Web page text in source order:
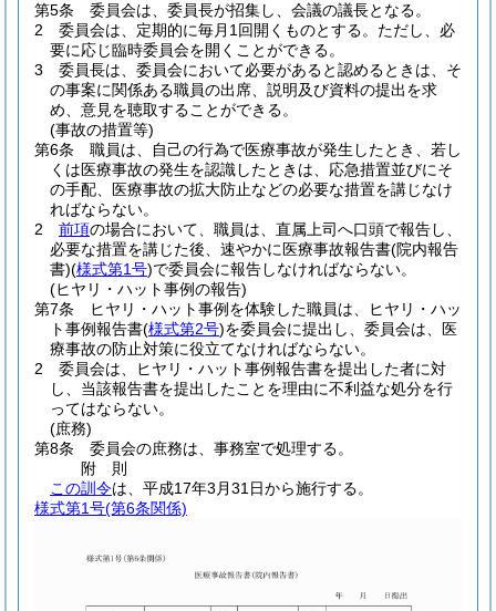
第5条
委員会は、委員長が招集し、会議の議長となる。
2
委員会は、定期的に毎月1回開くものとする。 ただし、必
要に応じ臨時委員会を開くことができる。
3
委員長は、委員会において必要があると認めるときは、そ
の事案に関係ある職員の出席、説明及び資料の提出を求
め、意見を聴取することができる。
(事故の措置等)
第6条
職員は、自己の行為で医療事故が発生したとき、若し
くは医療事故の発生を認識したときは、応急措置並びにそ
の手配、医療事故の拡大防止などの必要な措置を講じなけ
ればならない。
2
前項の場合において、職員は、直属上司へ口頭で報告し、
必要な措置を講じた後、速やかに医療事故報告書(院内報告
書)(様式第1号)で委員会に報告しなければならない。
(ヒヤリ・ハット事例の報告)
第7条
ヒヤリ・ハット事例を体験した職員は、ヒヤリ・ハッ
ト事例報告書(様式第2号)を委員会に提出し、委員会は、医
療事故の防止対策に役立てなければならない。
2
委員会は、ヒヤリ・ハット事例報告書を提出した者に対
し、当該報告書を提出したことを理由に不利益な処分を行
ってはならない。
(庶務)
第8条
委員会の庶務は、事務室で処理する。
附 則
この訓令は、平成17年3月31日から施行する。
様式第1号(第6条関係)